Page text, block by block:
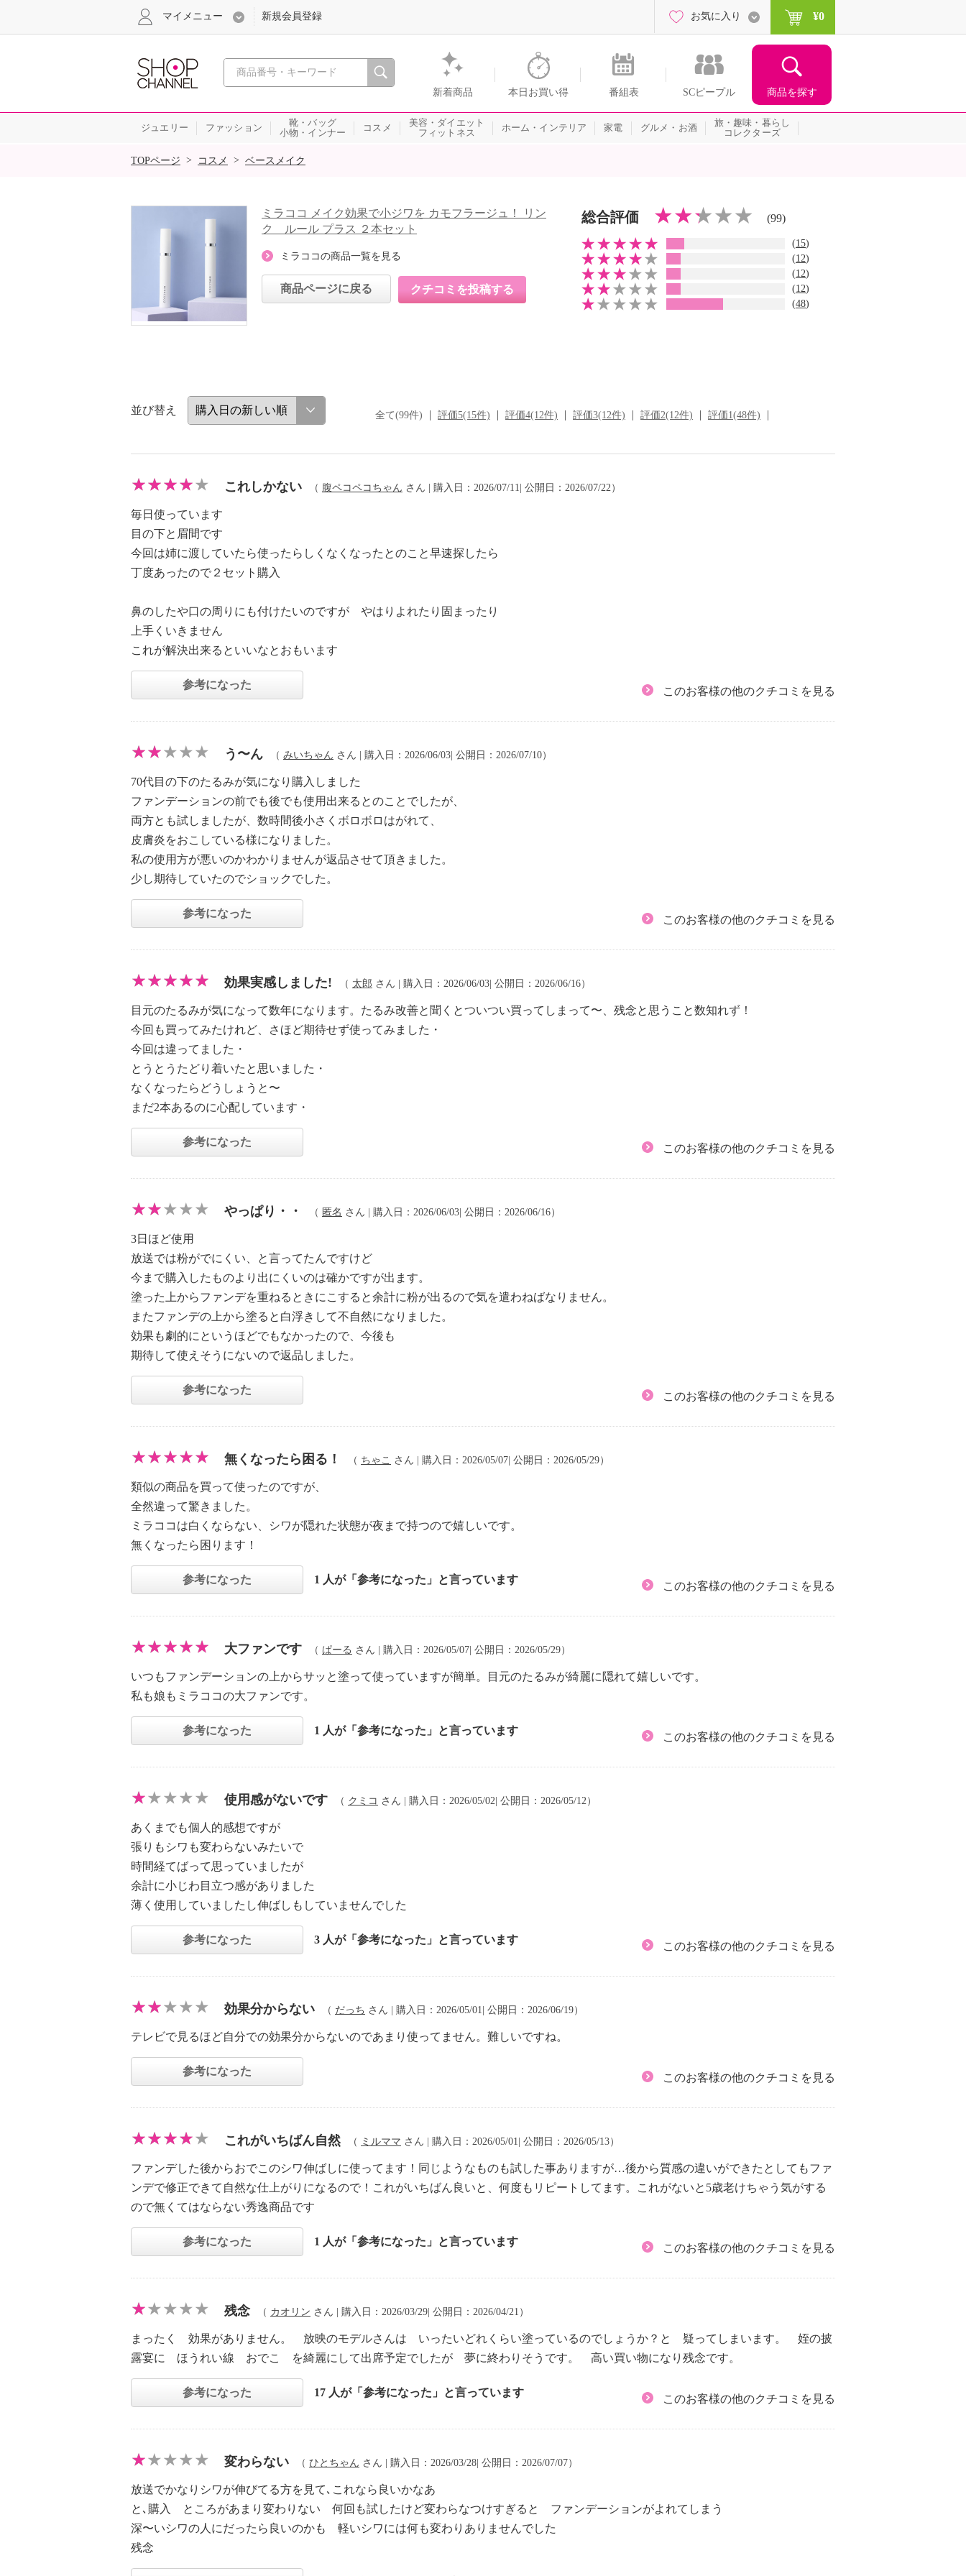
心おどる、瞬間を。通販・テレビショッピングのショップチャンネル
新着商品 本日お買い得 番組表 SCピープル 商品を探す
マイメニュー 新規会員登録 お気に入り ¥0
ジュエリー ファッション
靴・バッグ
小物・インナー
コスメ
美容・ダイエット
フィットネス
ホーム・インテリア 家電 グルメ・お酒
旅・趣味・暮らし
コレクターズ
SALE
TOPページ > コスメ > ベースメイク
ミラココ メイク効果で小ジワを カモフラージュ！ リン
ク ルール プラス ２本セット
ミラココの商品一覧を見る
商品ページに戻る クチコミを投稿する
総合評価 (99)
(15)
(12)
(12)
(12)
(48)
並び替え 全て(99件) 評価5(15件) 評価4(12件) 評価3(12件) 評価2(12件) 評価1(48件)
これしかない （ 腹ペコペコちゃん さん | 購入日：2026/07/11| 公開日：2026/07/22）
毎日使っています
目の下と眉間です
今回は姉に渡していたら使ったらしくなくなったとのこと早速探したら
丁度あったので２セット購入
鼻のしたや口の周りにも付けたいのですが やはりよれたり固まったり
上手くいきません
これが解決出来るといいなとおもいます
参考になった
このお客様の他のクチコミを見る
う〜ん （ みいちゃん さん | 購入日：2026/06/03| 公開日：2026/07/10）
70代目の下のたるみが気になり購入しました
ファンデーションの前でも後でも使用出来るとのことでしたが、
両方とも試しましたが、数時間後小さくボロボロはがれて、
皮膚炎をおこしている様になりました。
私の使用方が悪いのかわかりませんが返品させて頂きました。
少し期待していたのでショックでした。
参考になった
このお客様の他のクチコミを見る
効果実感しました! （ 太郎 さん | 購入日：2026/06/03| 公開日：2026/06/16）
目元のたるみが気になって数年になります。たるみ改善と聞くとついつい買ってしまって〜、残念と思うこと数知れず！
今回も買ってみたけれど、さほど期待せず使ってみました・
今回は違ってました・
とうとうたどり着いたと思いました・
なくなったらどうしょうと〜
まだ2本あるのに心配しています・
参考になった
このお客様の他のクチコミを見る
やっぱり・・ （ 匿名 さん | 購入日：2026/06/03| 公開日：2026/06/16）
3日ほど使用
放送では粉がでにくい、と言ってたんですけど
今まで購入したものより出にくいのは確かですが出ます。
塗った上からファンデを重ねるときにこすると余計に粉が出るので気を遣わねばなりません。
またファンデの上から塗ると白浮きして不自然になりました。
効果も劇的にというほどでもなかったので、今後も
期待して使えそうにないので返品しました。
参考になった
このお客様の他のクチコミを見る
無くなったら困る！ （ ちゃこ さん | 購入日：2026/05/07| 公開日：2026/05/29）
類似の商品を買って使ったのですが、
全然違って驚きました。
ミラココは白くならない、シワが隠れた状態が夜まで持つので嬉しいです。
無くなったら困ります！
参考になった 1 人が「参考になった」と言っています
このお客様の他のクチコミを見る
大ファンです （ ぱーる さん | 購入日：2026/05/07| 公開日：2026/05/29）
いつもファンデーションの上からサッと塗って使っていますが簡単。目元のたるみが綺麗に隠れて嬉しいです。
私も娘もミラココの大ファンです。
参考になった 1 人が「参考になった」と言っています
このお客様の他のクチコミを見る
使用感がないです （ クミコ さん | 購入日：2026/05/02| 公開日：2026/05/12）
あくまでも個人的感想ですが
張りもシワも変わらないみたいで
時間経てばって思っていましたが
余計に小じわ目立つ感がありました
薄く使用していましたし伸ばしもしていませんでした
参考になった 3 人が「参考になった」と言っています
このお客様の他のクチコミを見る
効果分からない （ だっち さん | 購入日：2026/05/01| 公開日：2026/06/19）
テレビで見るほど自分での効果分からないのであまり使ってません。難しいですね。
参考になった
このお客様の他のクチコミを見る
これがいちばん自然 （ ミルママ さん | 購入日：2026/05/01| 公開日：2026/05/13）
ファンデした後からおでこのシワ伸ばしに使ってます！同じようなものも試した事ありますが…後から質感の違いができたとしてもファ
ンデで修正できて自然な仕上がりになるので！これがいちばん良いと、何度もリピートしてます。これがないと5歳老けちゃう気がする
ので無くてはならない秀逸商品です
参考になった 1 人が「参考になった」と言っています
このお客様の他のクチコミを見る
残念 （ カオリン さん | 購入日：2026/03/29| 公開日：2026/04/21）
まったく 効果がありません。 放映のモデルさんは いったいどれくらい塗っているのでしょうか？と 疑ってしまいます。 姪の披
露宴に ほうれい線 おでこ を綺麗にして出席予定でしたが 夢に終わりそうです。 高い買い物になり残念です。
参考になった 17 人が「参考になった」と言っています
このお客様の他のクチコミを見る
変わらない （ ひとちゃん さん | 購入日：2026/03/28| 公開日：2026/07/07）
放送でかなりシワが伸びてる方を見て､これなら良いかなあ
と､購入 ところがあまり変わりない 何回も試したけど変わらなつけすぎると ファンデーションがよれてしまう
深〜いシワの人にだったら良いのかも 軽いシワには何も変わりありませんでした
残念